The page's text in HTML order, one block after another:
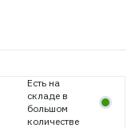
Есть на
складе в
большом
количестве